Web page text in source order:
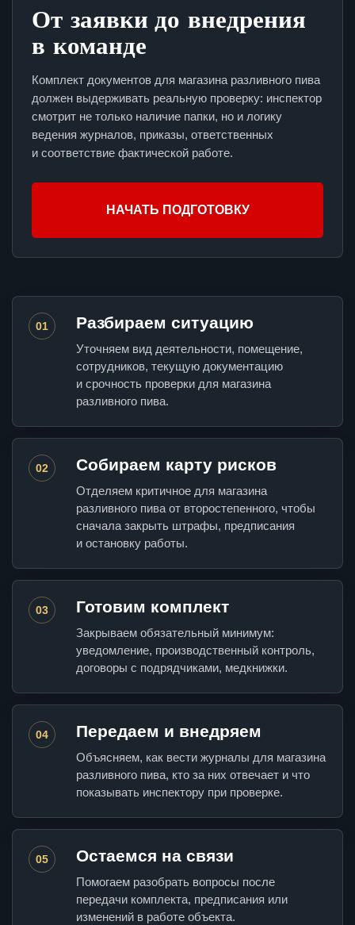
От заявки до внедрения
в команде
Комплект документов для магазина разливного пива
должен выдерживать реальную проверку: инспектор
смотрит не только наличие папки, но и логику
ведения журналов, приказы, ответственных
и соответствие фактической работе.
НАЧАТЬ ПОДГОТОВКУ
01 Разбираем ситуацию
Уточняем вид деятельности, помещение,
сотрудников, текущую документацию
и срочность проверки для магазина
разливного пива.
02 Собираем карту рисков
Отделяем критичное для магазина
разливного пива от второстепенного, чтобы
сначала закрыть штрафы, предписания
и остановку работы.
03 Готовим комплект
Закрываем обязательный минимум:
уведомление, производственный контроль,
договоры с подрядчиками, медкнижки.
04 Передаем и внедряем
Объясняем, как вести журналы для магазина
разливного пива, кто за них отвечает и что
показывать инспектору при проверке.
05 Остаемся на связи
Помогаем разобрать вопросы после
передачи комплекта, предписания или
изменений в работе объекта.